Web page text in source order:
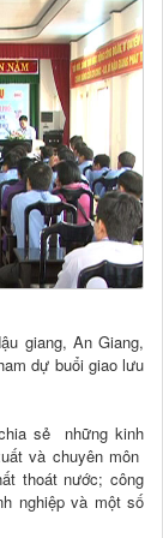
giang, An Giang,
dự buổi giao lưu
sẻ những kinh
và chuyên môn
thoát nước; công
nghiệp và một số